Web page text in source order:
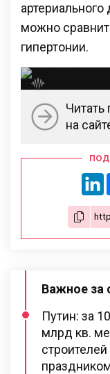
можно
гипертонии.
Читать
на
Важное за
Путин: за
млрд кв.